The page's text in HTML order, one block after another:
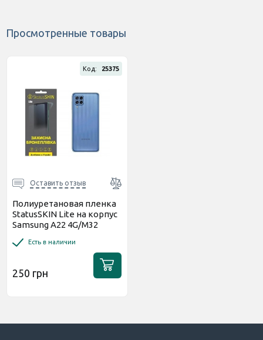
Просмотренные товары
Код: 25375
Оставить отзыв
Полиуретановая пленка
StatusSKIN Lite на корпус
Samsung A22 4G/M32
Есть в наличии
250 грн